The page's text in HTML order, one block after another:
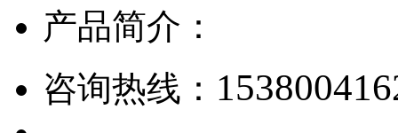
产品简介：
咨询热线：